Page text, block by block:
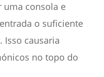
uma consola e
o suficiente
Isso causaria
no topo do